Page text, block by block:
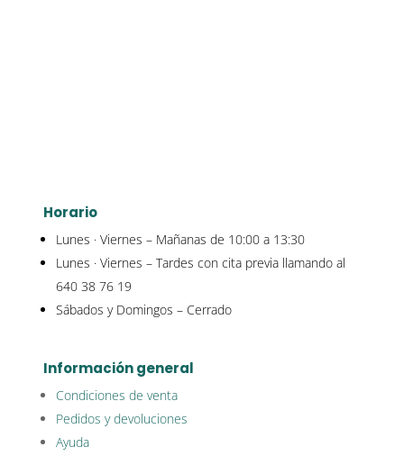
Horario
Lunes · Viernes – Mañanas de 10:00 a 13:30
Lunes · Viernes – Tardes con cita previa llamando al
640 38 76 19
Sábados y Domingos – Cerrado
Información general
Condiciones de venta
Pedidos y devoluciones
Ayuda